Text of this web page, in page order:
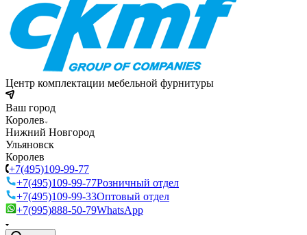
Центр комплектации мебельной фурнитуры
Ваш город
Королев
Нижний Новгород
Ульяновск
Королев
+7(495)109-99-77
+7(495)109-99-77Розничный отдел
+7(495)109-99-33Оптовый отдел
+7(995)888-50-79WhatsApp